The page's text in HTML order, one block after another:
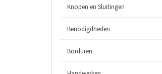
Knopen en Sluitingen
Benodigdheden
Borduren